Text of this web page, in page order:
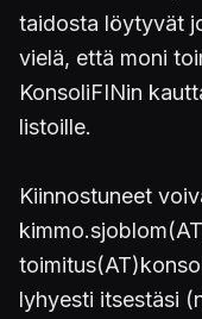
taidosta löytyvät
vielä, että moni
KonsoliFINin
listoille.
Kiinnostuneet
lyhyesti itsestäsi